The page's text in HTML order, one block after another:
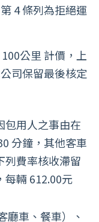
4 條列為拒絕運
公里 計價，上
司保留最後核定
包用人之事由在
分鐘，其他客車
列費率核收滯留
每輛 612.00元
廳車、餐車）、